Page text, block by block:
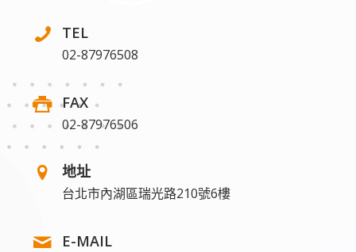
TEL
02-87976508
FAX
02-87976506
地址
台北市內湖區瑞光路210號6樓
E-MAIL